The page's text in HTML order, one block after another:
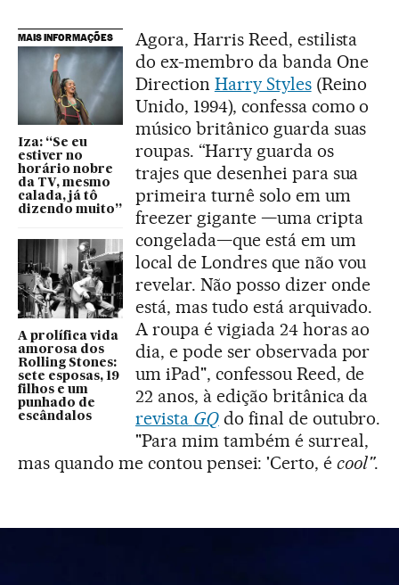
MAIS INFORMAÇÕES
Iza: “Se eu
estiver no
horário nobre
da TV, mesmo
calada, já tô
dizendo muito”
A prolífica vida
amorosa dos
Rolling Stones:
sete esposas, 19
filhos e um
punhado de
escândalos
Agora, Harris Reed, estilista
do ex-membro da banda One
Direction Harry Styles(Reino
Unido, 1994), confessa como o
músico britânico guarda suas
roupas. “Harry guarda os
trajes que desenhei para sua
primeira turnê solo em um
freezer gigante —uma cripta
congelada—que está em um
local de Londres que não vou
revelar. Não posso dizer onde
está, mas tudo está arquivado.
A roupa é vigiada 24 horas ao
dia, e pode ser observada por
um iPad", confessou Reed, de
22 anos, à edição britânica da
revista GQdo final de outubro.
"Para mim também é surreal,
mas quando me contou pensei: 'Certo, écool".